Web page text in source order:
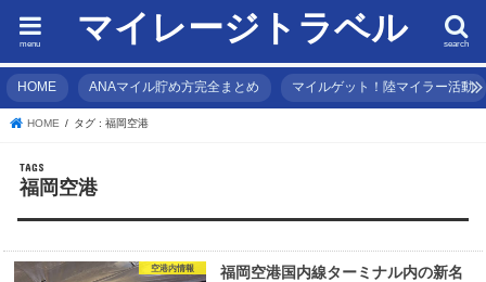
マイレージトラベル search
menu
HOME ANAマイル貯め方完全まとめ マイルゲット！陸マイラー活動
HOME タグ : 福岡空港
福岡空港
空港内情報
福岡空港国内線ターミナル内の新名